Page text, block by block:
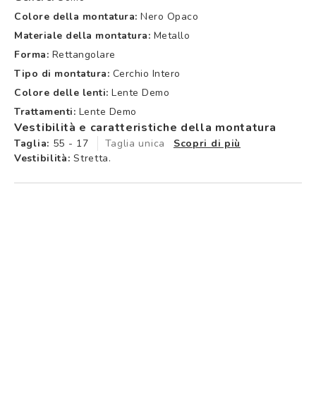
Colore della montatura: Nero Opaco
Materiale della montatura: Metallo
Forma: Rettangolare
Tipo di montatura: Cerchio Intero
Colore delle lenti: Lente Demo
Trattamenti: Lente Demo
Vestibilità e caratteristiche della montatura
Taglia: 55 - 17 Taglia unica
Scopri di più
Vestibilità: Stretta.